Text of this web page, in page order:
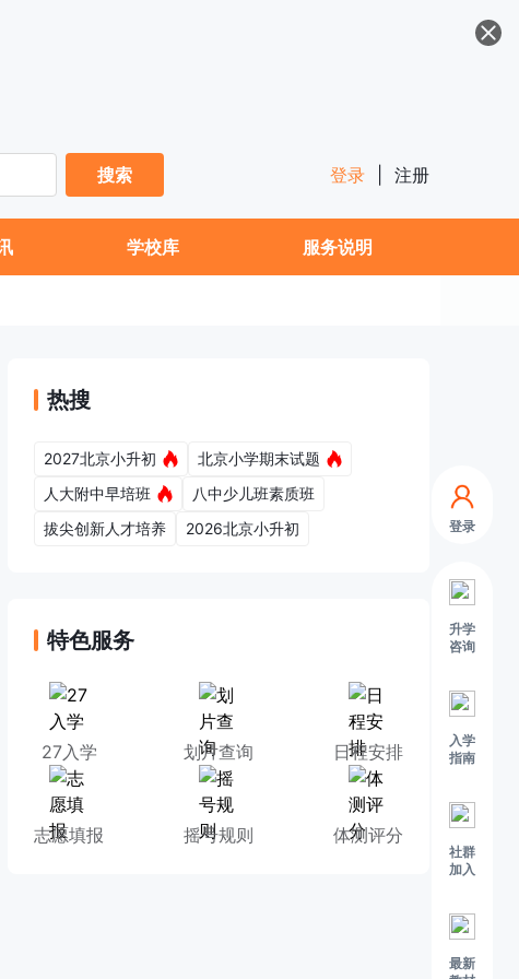
登录
升学
咨询
入学
指南
社群
加入
最新
搜索
登录 注册
学校库 服务说明
热搜
2027北京小升初
北京小学期末试题
人大附中早培班
八中少儿班素质班
拔尖创新人才培养
2026北京小升初
特色服务
27入学 划片查询 日程安排
志愿填报 摇号规则 体测评分